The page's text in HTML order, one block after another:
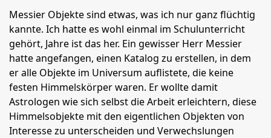
Messier Objekte sind etwas, was ich nur ganz flüchtig
kannte. Ich hatte es wohl einmal im Schulunterricht
gehört, Jahre ist das her. Ein gewisser Herr Messier
hatte angefangen, einen Katalog zu erstellen, in dem
er alle Objekte im Universum auflistete, die keine
festen Himmelskörper waren. Er wollte damit
Astrologen wie sich selbst die Arbeit erleichtern, diese
Himmelsobjekte mit den eigentlichen Objekten von
Interesse zu unterscheiden und Verwechslungen